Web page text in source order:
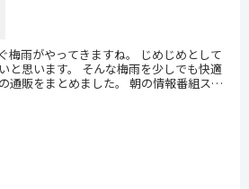
ってきますね。 じめじめとして
な梅雨を少しでも快適
とめました。 朝の情報番組スッ